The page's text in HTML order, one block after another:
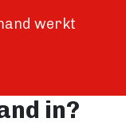
werkt
in?